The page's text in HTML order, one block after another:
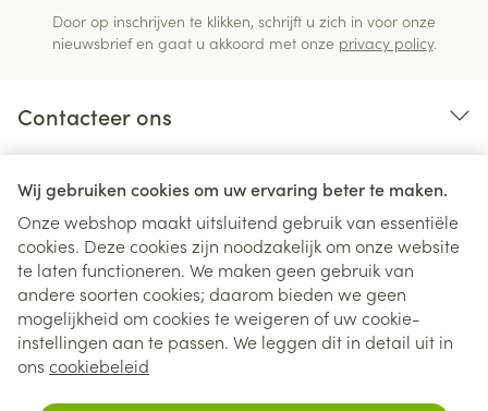
Wij gebruiken cookies om uw ervaring beter te maken.
Onze webshop maakt uitsluitend gebruik van essentiële
cookies. Deze cookies zijn noodzakelijk om onze website
te laten functioneren. We maken geen gebruik van
andere soorten cookies; daarom bieden we geen
mogelijkheid om cookies te weigeren of uw cookie-
instellingen aan te passen. We leggen dit in detail uit in
ons cookiebeleid
Door op inschrijven te klikken, schrijft u zich in voor onze
nieuwsbrief en gaat u akkoord met onze privacy policy.
Contacteer ons
Juridische links